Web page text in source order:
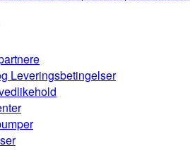
Leveringsbetingelser